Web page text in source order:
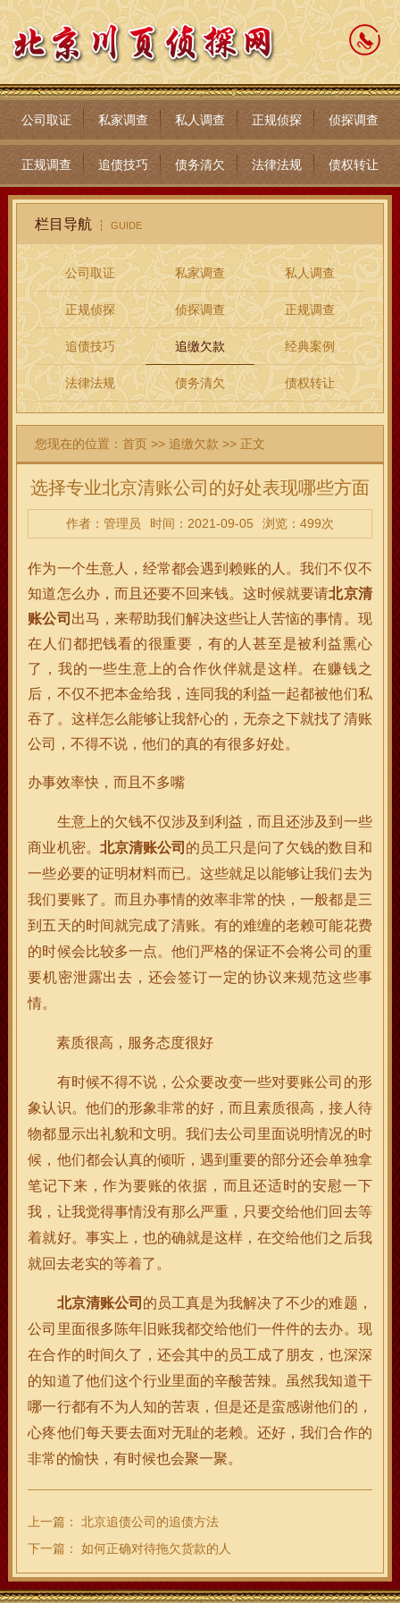
公司取证 私家调查 私人调查 正规侦探 侦探调查
正规调查 追债技巧 债务清欠 法律法规 债权转让
栏目导航 GUIDE
公司取证 私家调查 私人调查
正规侦探 侦探调查 正规调查
追债技巧 追缴欠款 经典案例
法律法规 债务清欠 债权转让
您现在的位置：首页 >>追缴欠款 >> 正文
选择专业北京清账公司的好处表现哪些方面
作者：管理员 时间：2021-09-05 浏览：499次
作为一个生意人，经常都会遇到赖账的人。我们不仅不
知道怎么办，而且还要不回来钱。这时候就要请北京清
账公司 出马，来帮助我们解决这些让人苦恼的事情。现
在人们都把钱看的很重要，有的人甚至是被利益熏心
了，我的一些生意上的合作伙伴就是这样。在赚钱之
后，不仅不把本金给我，连同我的利益一起都被他们私
吞了。这样怎么能够让我舒心的，无奈之下就找了清账
公司，不得不说，他们的真的有很多好处。
办事效率快，而且不多嘴
生意上的欠钱不仅涉及到利益，而且还涉及到一些
商业机密。 北京清账公司 的员工只是问了欠钱的数目和
一些必要的证明材料而已。这些就足以能够让我们去为
我们要账了。而且办事情的效率非常的快，一般都是三
到五天的时间就完成了清账。有的难缠的老赖可能花费
的时候会比较多一点。他们严格的保证不会将公司的重
要机密泄露出去，还会签订一定的协议来规范这些事
情。
素质很高，服务态度很好
有时候不得不说，公众要改变一些对要账公司的形
象认识。他们的形象非常的好，而且素质很高，接人待
物都显示出礼貌和文明。我们去公司里面说明情况的时
候，他们都会认真的倾听，遇到重要的部分还会单独拿
笔记下来，作为要账的依据，而且还适时的安慰一下
我，让我觉得事情没有那么严重，只要交给他们回去等
着就好。事实上，也的确就是这样，在交给他们之后我
就回去老实的等着了。
北京清账公司 的员工真是为我解决了不少的难题，
公司里面很多陈年旧账我都交给他们一件件的去办。现
在合作的时间久了，还会其中的员工成了朋友，也深深
的知道了他们这个行业里面的辛酸苦辣。虽然我知道干
哪一行都有不为人知的苦衷，但是还是蛮感谢他们的，
心疼他们每天要去面对无耻的老赖。还好，我们合作的
非常的愉快，有时候也会聚一聚。
上一篇：
北京追债公司的追债方法
下一篇：
如何正确对待拖欠货款的人